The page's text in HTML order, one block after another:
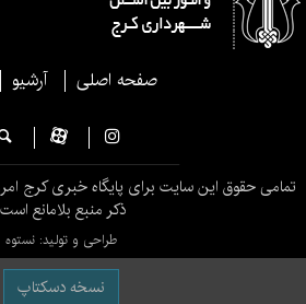
صفحه اصلی آرشیو
تمامی حقوق این سایت برای پایگاه خبری کرج
ذکر منبع بلامانع
طراحی و تولید: نستوه
نسخه دسکتاپ